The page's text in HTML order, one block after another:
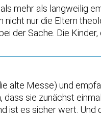
mehr als langweilig
nur die Eltern
der Sache. Die
alte Messe) und
sie zunächst
es sicher wert. Und